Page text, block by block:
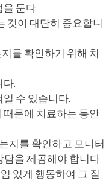
을 둔다
것이 대단히 중요합니
를 확인하기 위해 치
다.
수 있습니다.
때문에 치료하는 동안
지를 확인하고 모니터
담을 제공해야 합니다.
있게 행동하여 그 질